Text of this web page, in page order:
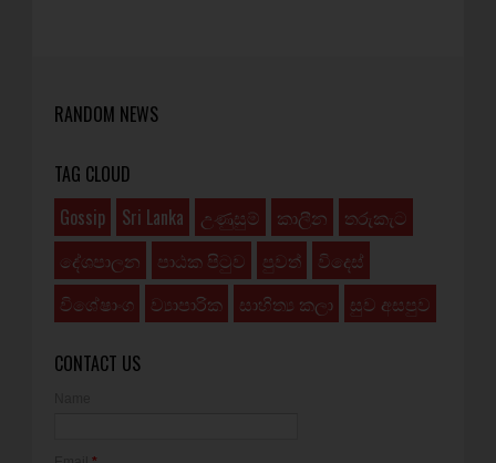
RANDOM NEWS
TAG CLOUD
Gossip
Sri Lanka උණුසුම් කාලීන
තරුකැට
දේශපාලන
පාඨක පිටුව පුවත්
විදෙස්
විශේෂාංග
ව්‍යාපාරික සාහිත්‍ය කලා සුව අසපුව
CONTACT US